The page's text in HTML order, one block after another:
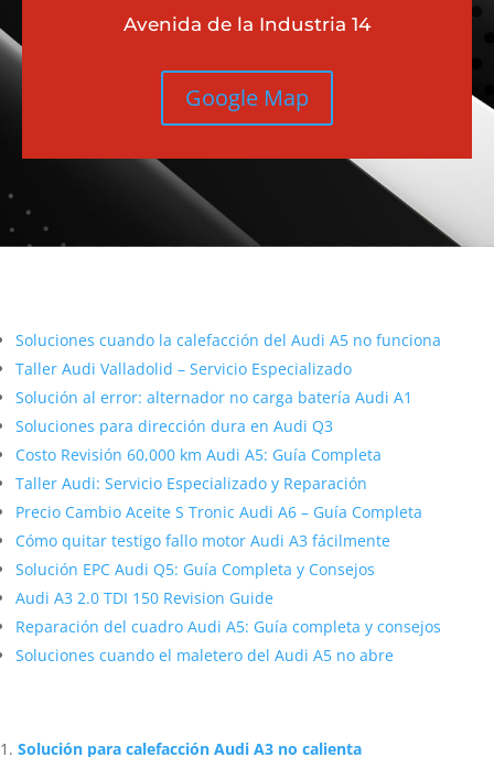
Avenida de la Industria 14
Google Map
Soluciones cuando la calefacción del Audi A5 no funciona
Taller Audi Valladolid – Servicio Especializado
Solución al error: alternador no carga batería Audi A1
Soluciones para dirección dura en Audi Q3
Costo Revisión 60,000 km Audi A5: Guía Completa
Taller Audi: Servicio Especializado y Reparación
Precio Cambio Aceite S Tronic Audi A6 – Guía Completa
Cómo quitar testigo fallo motor Audi A3 fácilmente
Solución EPC Audi Q5: Guía Completa y Consejos
Audi A3 2.0 TDI 150 Revision Guide
Reparación del cuadro Audi A5: Guía completa y consejos
Soluciones cuando el maletero del Audi A5 no abre
Solución para calefacción Audi A3 no calienta